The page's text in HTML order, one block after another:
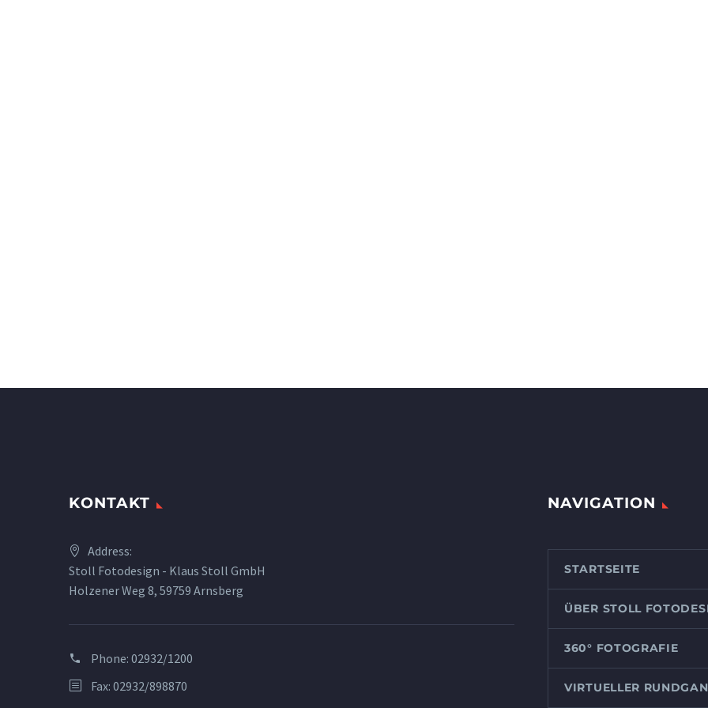
KONTAKT
Address:
Stoll Fotodesign - Klaus Stoll GmbH
Holzener Weg 8, 59759 Arnsberg
Phone: 02932/1200
Fax: 02932/898870
NAVIGATION
STARTSEITE
ÜBER STOLL
360° FOTOGRAFIE
VIRTUELLER